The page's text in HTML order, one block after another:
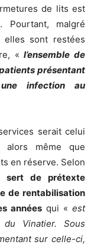
de lits est
malgré
elles sont restées
«l’ensemble de
présentant
infection au
serait celui
alors même que
en réserve. Selon
sert de prétexte
de rentabilisation
années qui « est
du Vinatier. Sous
sur celle-ci,